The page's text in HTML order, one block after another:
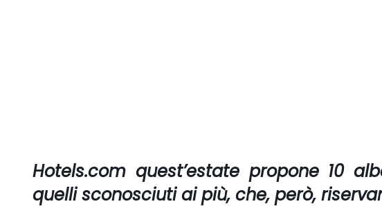
Hotels.com quest’estate propone 10
quelli sconosciuti ai più, che, però,